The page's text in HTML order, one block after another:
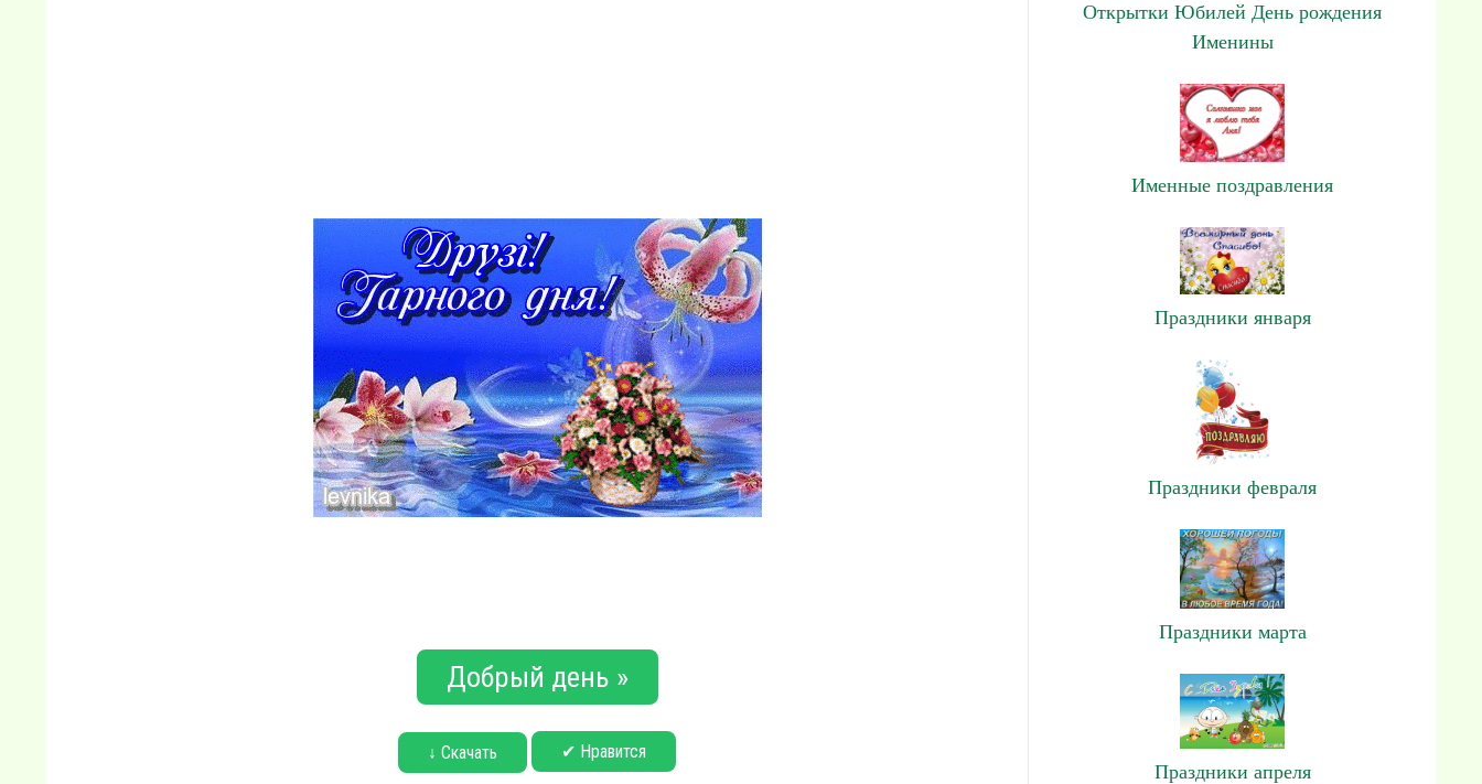
Добрый день »
↓ Скачать ✔ Нравится
Открытки Юбилей День рождения
Именины
Именные поздравления
Праздники января
Праздники февраля
Праздники марта
Праздники апреля